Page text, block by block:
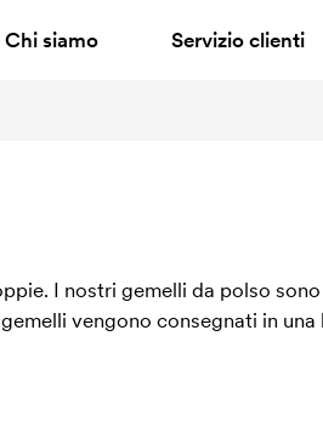
Chi siamo Servizio clienti
I nostri gemelli da polso
vengono consegnati in